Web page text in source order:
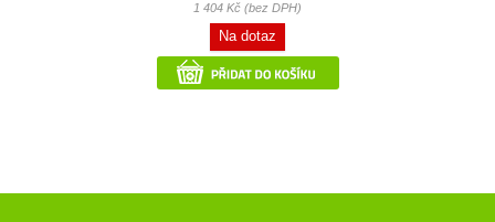
1 404 Kč (bez DPH)
Na dotaz